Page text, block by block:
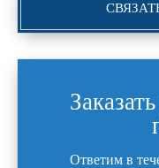
Ответим в